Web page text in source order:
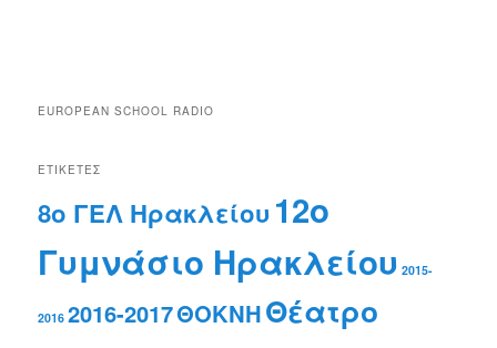
EUROPEAN SCHOOL RADIO
ΕΤΙΚΈΤΕΣ
8ο ΓΕΛ Ηρακλείου12ο
Γυμνάσιο Ηρακλείου 2015-
2016 2016-2017ΘΟΚΝΗΘέατρο